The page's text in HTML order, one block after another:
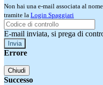
Non hai una e-mail associata al
tramite la Login Spaggiari
E-mail inviata, si prega di
Errore
Chiudi
Successo